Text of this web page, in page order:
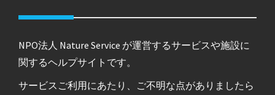
NPO法人 Nature Service が運営するサービスや施設に
関するヘルプサイトです。
サービスご利用にあたり、ご不明な点がありましたら